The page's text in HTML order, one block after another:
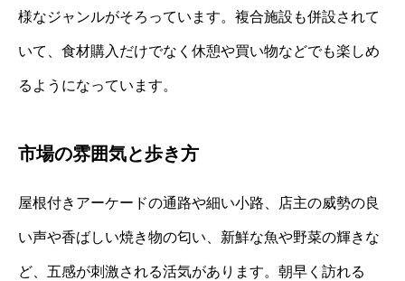
様なジャンルがそろっています。複合施設も併設されて
いて、食材購入だけでなく休憩や買い物などでも楽しめ
るようになっています。
市場の雰囲気と歩き方
屋根付きアーケードの通路や細い小路、店主の威勢の良
い声や香ばしい焼き物の匂い、新鮮な魚や野菜の輝きな
ど、五感が刺激される活気があります。朝早く訪れる